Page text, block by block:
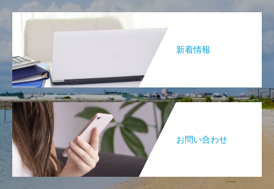
新着情報
お問い合わせ